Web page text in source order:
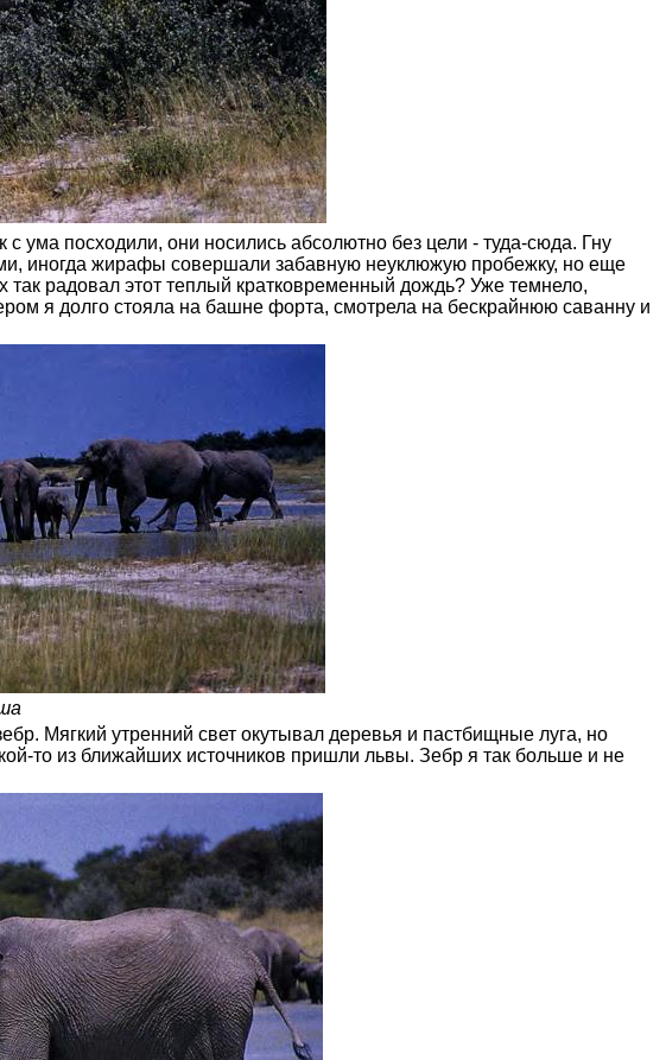
ума посходили, они носились абсолютно без цели - туда-сюда. Гну
иногда жирафы совершали забавную неуклюжую пробежку, но еще
радовал этот теплый кратковременный дождь? Уже темнело,
я долго стояла на башне форта, смотрела на бескрайнюю саванну и
Мягкий утренний свет окутывал деревья и пастбищные луга, но
то из ближайших источников пришли львы. Зебр я так больше и не